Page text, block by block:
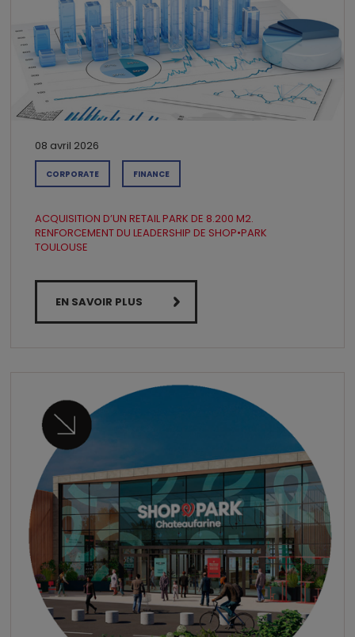
08 avril 2026
CORPORATE FINANCE
ACQUISITION D’UN RETAIL PARK DE 8.200 M2.
RENFORCEMENT DU LEADERSHIP DE SHOP•PARK
TOULOUSE
EN SAVOIR PLUS